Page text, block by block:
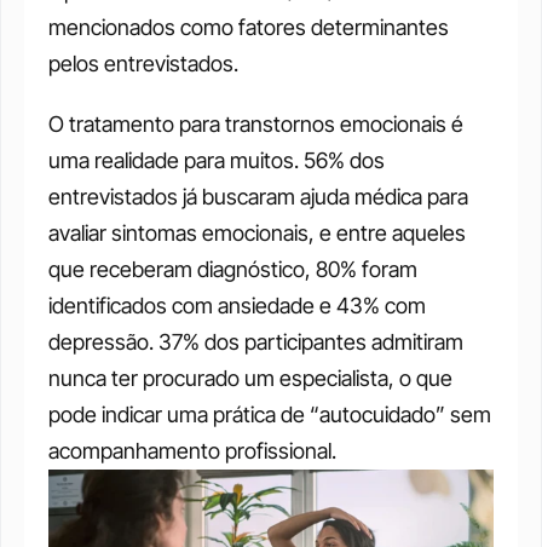
mencionados como fatores determinantes
pelos entrevistados.
O tratamento para transtornos emocionais é
uma realidade para muitos. 56% dos
entrevistados já buscaram ajuda médica para
avaliar sintomas emocionais, e entre aqueles
que receberam diagnóstico, 80% foram
identificados com ansiedade e 43% com
depressão. 37% dos participantes admitiram
nunca ter procurado um especialista, o que
pode indicar uma prática de “autocuidado” sem
acompanhamento profissional.